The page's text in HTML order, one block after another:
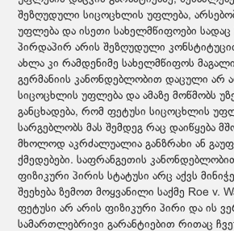
შეზღუდული სიცოცხლის უფლება,
უფლება და ისეთი სახელმწიფოები სადაც
პირდაპირ არის შეზღუდული
ახლა კი რამდენიმე სახელმწიფოს
გერმანიის კანონდებლობით დაცული არ
სიცოცხლის უფლება და ამაზე მოწმობს
განცხადება, რომ ფეტუსი სიცოცხლის
სარგებლობს მას შემდეგ რაც დაიწყება
მხოლოდ აკრძალუალია განზრახი ან
ქმედებები. საფრანგეთის
ფიზიკური პირის სტატუსი არც აქვს
შეეხება ზემოთ მოყვანილი საქმე Roe v.
ფეტუსი არ არის ფიზიკური პირი და ის
სამართლებრივი გარანტიებით რითაც